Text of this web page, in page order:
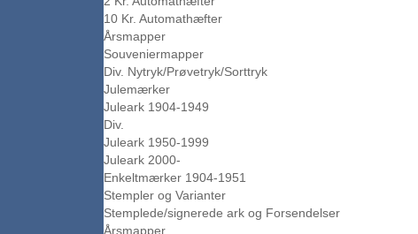
10 Kr. Automathæfter
Årsmapper
Souveniermapper
Div. Nytryk/Prøvetryk/Sorttryk
Julemærker
Juleark 1904-1949
Div.
Juleark 1950-1999
Juleark 2000-
Enkeltmærker 1904-1951
Stempler og Varianter
Stemplede/signerede ark og Forsendelser
Årsmapper